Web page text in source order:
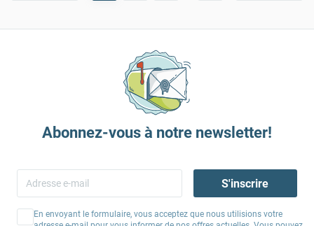
Abonnez-vous à notre newsletter!
S'inscrire
En envoyant le formulaire, vous acceptez que nous utilisions votre